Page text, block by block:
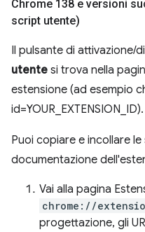
Chrome 138 e versioni
script utente)
Il pulsante di attivazione/
utente si trova nella
estensione (ad esempio
id=YOUR_EXTENSION_ID).
Puoi copiare e incollare
documentazione
Vai alla pagina
chrome://
progettazione, gli